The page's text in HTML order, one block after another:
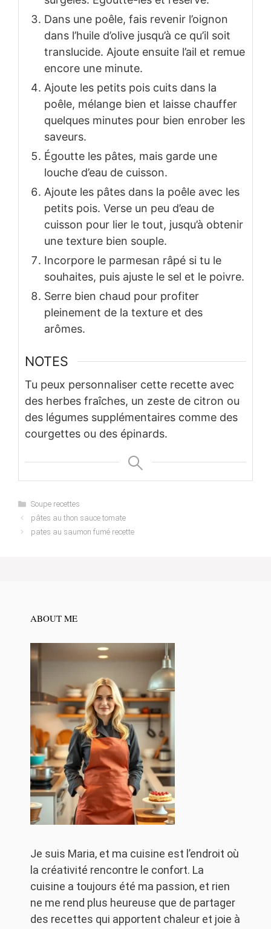
Dans une poêle, fais revenir l’oignon
dans l’huile d’olive jusqu’à ce qu’il soit
translucide. Ajoute ensuite l’ail et remue
encore une minute.
Ajoute les petits pois cuits dans la
poêle, mélange bien et laisse chauffer
quelques minutes pour bien enrober les
saveurs.
Égoutte les pâtes, mais garde une
louche d’eau de cuisson.
Ajoute les pâtes dans la poêle avec les
petits pois. Verse un peu d’eau de
cuisson pour lier le tout, jusqu’à obtenir
une texture bien souple.
Incorpore le parmesan râpé si tu le
souhaites, puis ajuste le sel et le poivre.
Serre bien chaud pour profiter
pleinement de la texture et des
arômes.
NOTES
Tu peux personnaliser cette recette avec
des herbes fraîches, un zeste de citron ou
des légumes supplémentaires comme des
courgettes ou des épinards.
Categories
Soupe recettes
pâtes au thon sauce tomate
pates au saumon fumé recette
ABOUT ME
Je suis Maria, et ma cuisine est l’endroit où
la créativité rencontre le confort. La
cuisine a toujours été ma passion, et rien
ne me rend plus heureuse que de partager
des recettes qui apportent chaleur et joie à